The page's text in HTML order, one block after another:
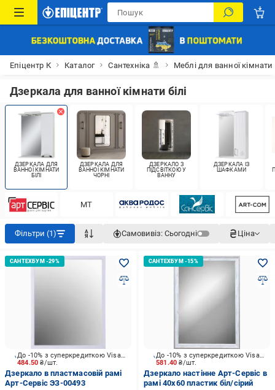
Епіцентр К Каталог Сантехніка 🚿 Меблі для ванної кімнати
Дзеркала для ванної кімнати білі
ДЗЕРКАЛА ДЛЯ
ВАННОЇ КІМНАТИ
БІЛІ
ДЗЕРКАЛА ДЛЯ
ВАННОЇ КІМНАТИ
ЧОРНІ
ДЗЕРКАЛО З
ПІДСВІТКОЮ У
ВАННУ
ДЗЕРКАЛА ІЗ
ШАФКАМИ
МТ
Фільтри (1) Самовивіз: Сьогодні Ціна
484.50₴/шт.
До -10% з суперкредиткою Visa Вигода
Дзеркало в пластмасовій рамі
Арт-Сервіс ЭЗ-00493
581.40₴/шт.
До -10% з суперкредиткою Visa Вигода
Дзеркало настінне Арт-Сервіс в
рамі 40х60 пластик біл/сірий